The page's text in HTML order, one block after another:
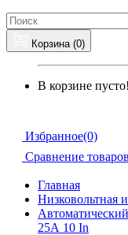
Корзина (0)
В корзине пусто!
Избранное(0)
Сравнение
Главная
Низковольтная
25А 10 In